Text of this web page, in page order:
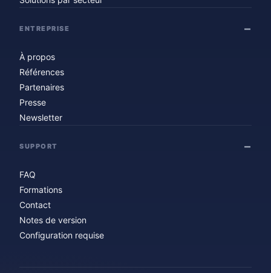
ENTREPRISE
À propos
Références
Partenaires
Presse
Newsletter
SUPPORT
FAQ
Formations
Contact
Notes de version
Configuration requise